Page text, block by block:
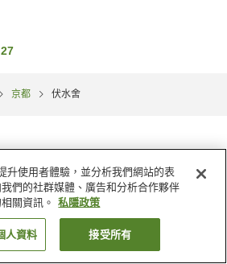
27
京都 伏水舍
找客房
升使用者體驗，並分析我們網站的表
們的社群媒體、廣告和分析合作夥伴
關資訊。
私隱政策
人資料 接受所有